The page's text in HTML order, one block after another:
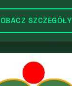
SZCZEGÓŁY